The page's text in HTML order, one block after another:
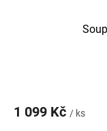
1 099 Kč / ks